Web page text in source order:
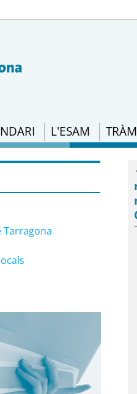
L'ESAM
ACC/689/
reciclat dels
de
Tarragona